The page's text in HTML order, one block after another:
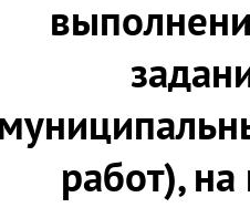
работ),